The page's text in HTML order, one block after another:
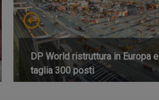
DP World ristruttura in Europa e
taglia 300 posti